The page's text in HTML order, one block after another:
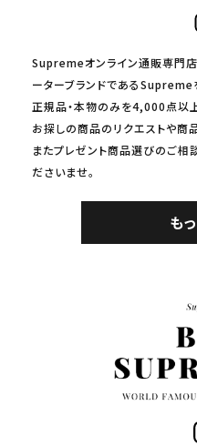
Supremeオンライン通販専門店
ーターブランドであるSupreme
正規品・本物のみを4,000点以
お探しの商品のリクエストや商
またプレゼント商品選びのご相
ださいませ。
も